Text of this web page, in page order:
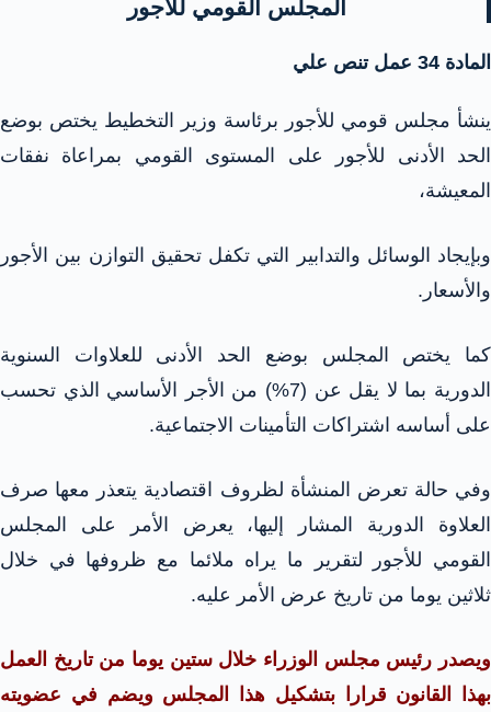
المجلس القومي للأجور
المادة 34 عمل تنص علي
ينشأ مجلس قومي للأجور برئاسة وزير التخطيط يختص بوضع
الحد الأدنى للأجور على المستوى القومي بمراعاة نفقات
المعيشة،
وبإيجاد الوسائل والتدابير التي تكفل تحقيق التوازن بين الأجور
والأسعار.
كما يختص المجلس بوضع الحد الأدنى للعلاوات السنوية
الدورية بما لا يقل عن (7%) من الأجر الأساسي الذي تحسب
على أساسه اشتراكات التأمينات الاجتماعية.
وفي حالة تعرض المنشأة لظروف اقتصادية يتعذر معها صرف
العلاوة الدورية المشار إليها، يعرض الأمر على المجلس
القومي للأجور لتقرير ما يراه ملائما مع ظروفها في خلال
ثلاثين يوما من تاريخ عرض الأمر عليه.
ويصدر رئيس مجلس الوزراء خلال ستين يوما من تاريخ العمل
بهذا القانون قرارا بتشكيل هذا المجلس ويضم في عضويته